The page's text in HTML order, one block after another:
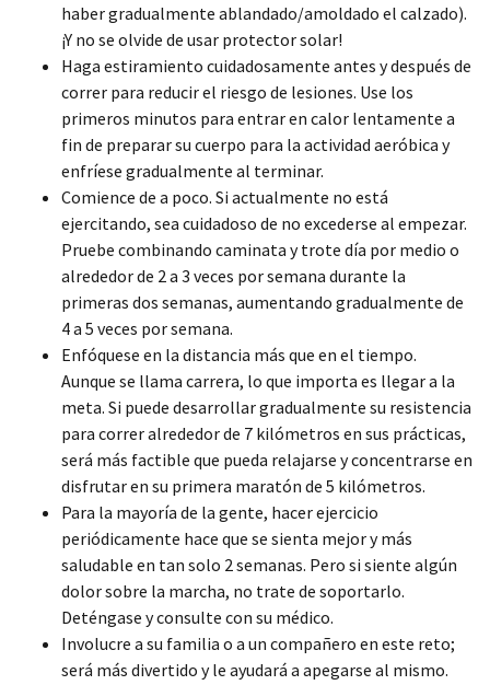
haber gradualmente ablandado/amoldado el calzado).
¡Y no se olvide de usar protector solar!
Haga estiramiento cuidadosamente antes y después de
correr para reducir el riesgo de lesiones. Use los
primeros minutos para entrar en calor lentamente a
fin de preparar su cuerpo para la actividad aeróbica y
enfríese gradualmente al terminar.
Comience de a poco. Si actualmente no está
ejercitando, sea cuidadoso de no excederse al empezar.
Pruebe combinando caminata y trote día por medio o
alrededor de 2 a 3 veces por semana durante la
primeras dos semanas, aumentando gradualmente de
4 a 5 veces por semana.
Enfóquese en la distancia más que en el tiempo.
Aunque se llama carrera, lo que importa es llegar a la
meta. Si puede desarrollar gradualmente su resistencia
para correr alrededor de 7 kilómetros en sus prácticas,
será más factible que pueda relajarse y concentrarse en
disfrutar en su primera maratón de 5 kilómetros.
Para la mayoría de la gente, hacer ejercicio
periódicamente hace que se sienta mejor y más
saludable en tan solo 2 semanas. Pero si siente algún
dolor sobre la marcha, no trate de soportarlo.
Deténgase y consulte con su médico.
Involucre a su familia o a un compañero en este reto;
será más divertido y le ayudará a apegarse al mismo.